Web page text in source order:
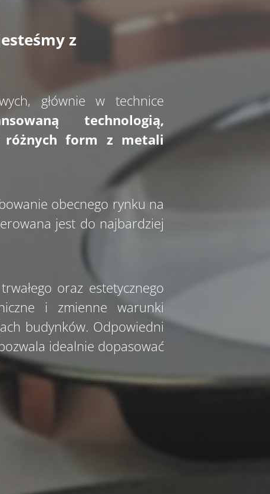
z
głównie w technice
technologią,
różnych form z metali
obecnego rynku na
jest do najbardziej
oraz estetycznego
i zmienne warunki
budynków. Odpowiedni
idealnie dopasować